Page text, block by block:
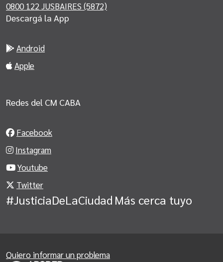
0800 122 JUSBAIRES (5872)
Descargá la App
Android
Apple
Redes del CM CABA
Facebook
Instagram
Youtube
Twitter
#JusticiaDeLaCiudad Más cerca tuyo
Quiero informar un problema